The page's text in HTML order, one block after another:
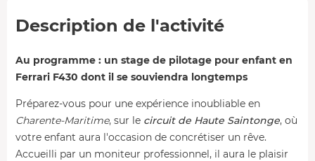
Description de l'activité
Au programme : un stage de pilotage pour enfant en
Ferrari F430 dont il se souviendra longtemps
Préparez-vous pour une expérience inoubliable en
Charente-Maritime, sur le circuit de Haute Saintonge, où
votre enfant aura l'occasion de concrétiser un rêve.
Accueilli par un moniteur professionnel, il aura le plaisir